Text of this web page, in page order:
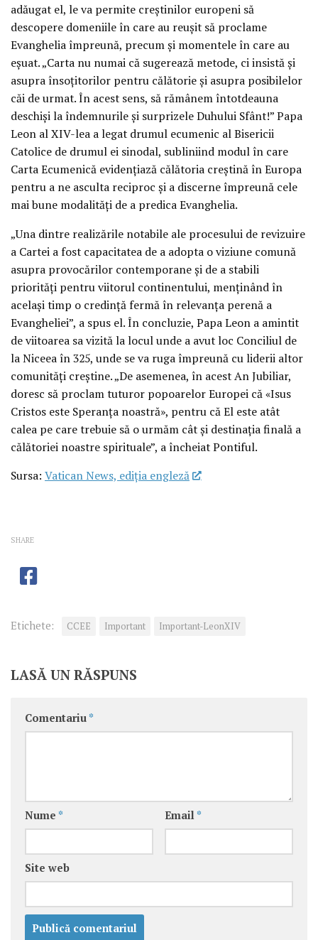
adăugat el, le va permite creștinilor europeni să
descopere domeniile în care au reușit să proclame
Evanghelia împreună, precum și momentele în care au
eșuat. „Carta nu numai că sugerează metode, ci insistă și
asupra însoțitorilor pentru călătorie și asupra posibilelor
căi de urmat. În acest sens, să rămânem întotdeauna
deschiși la îndemnurile și surprizele Duhului Sfânt!” Papa
Leon al XIV-lea a legat drumul ecumenic al Bisericii
Catolice de drumul ei sinodal, subliniind modul în care
Carta Ecumenică evidențiază călătoria creștină în Europa
pentru a ne asculta reciproc și a discerne împreună cele
mai bune modalități de a predica Evanghelia.
„Una dintre realizările notabile ale procesului de revizuire
a Cartei a fost capacitatea de a adopta o viziune comună
asupra provocărilor contemporane și de a stabili
priorități pentru viitorul continentului, menținând în
același timp o credință fermă în relevanța perenă a
Evangheliei”, a spus el. În concluzie, Papa Leon a amintit
de viitoarea sa vizită la locul unde a avut loc Conciliul de
la Niceea în 325, unde se va ruga împreună cu liderii altor
comunități creștine. „De asemenea, în acest An Jubiliar,
doresc să proclam tuturor popoarelor Europei că «Isus
Cristos este Speranța noastră», pentru că El este atât
calea pe care trebuie să o urmăm cât și destinația finală a
călătoriei noastre spirituale”, a încheiat Pontiful.
Sursa: Vatican News, ediția engleză
SHARE
Etichete: CCEE Important Important-LeonXIV
LASĂ UN RĂSPUNS
Comentariu *
Nume * Email *
Site web